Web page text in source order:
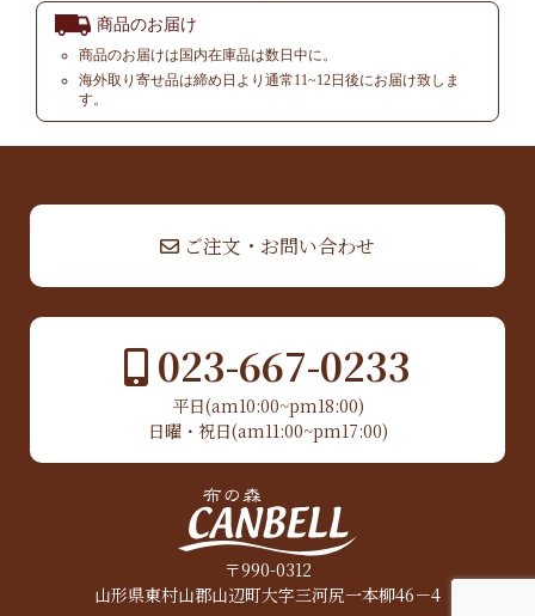
商品のお届け
商品のお届けは国内在庫品は数日中に。
海外取り寄せ品は締め日より通常11~12日後にお届け致しま
す。
ご注文・お問い合わせ
023-667-0233
平日(am10:00~pm18:00)
日曜・祝日(am11:00~pm17:00)
〒990-0312
山形県東村山郡山辺町大字三河尻一本柳46－4